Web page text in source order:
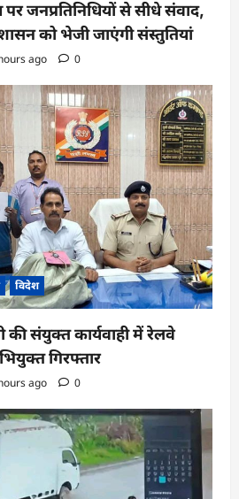
जनप्रतिनिधियों से सीधे संवाद,
को भेजी जाएंगी संस्तुतियां
ago 0
विदेश
संयुक्त कार्यवाही में रेलवे
गिरफ्तार
ago 0